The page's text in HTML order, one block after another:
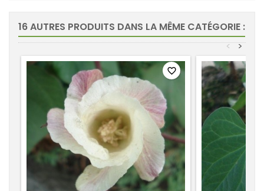
16 AUTRES PRODUITS DANS LA MÊME CATÉGORIE :
>
<
favorite_border